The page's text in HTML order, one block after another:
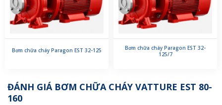
Bơm chữa cháy Paragon EST 32-125
Bơm chữa cháy Paragon EST 32-
125/7
ĐÁNH GIÁ BƠM CHỮA CHÁY VATTURE EST 80-
160